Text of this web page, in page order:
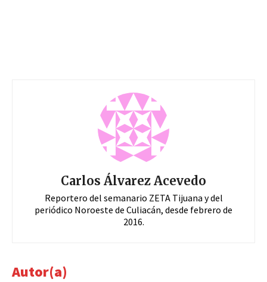
Carlos Álvarez Acevedo
Reportero del semanario ZETA Tijuana y del
periódico Noroeste de Culiacán, desde febrero de
2016.
Autor(a)